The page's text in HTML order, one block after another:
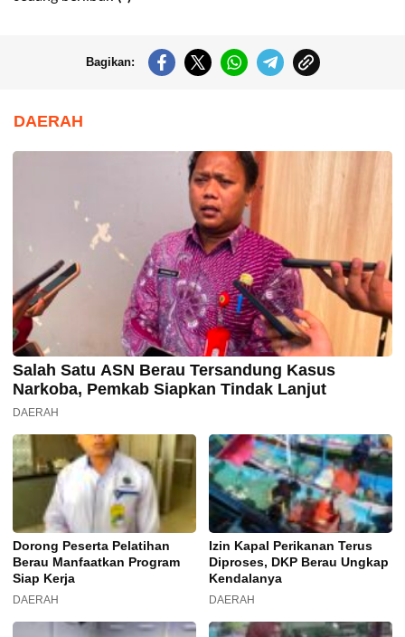
Bagikan:
DAERAH
Salah Satu ASN Berau Tersandung Kasus
Narkoba, Pemkab Siapkan Tindak Lanjut
DAERAH
Dorong Peserta Pelatihan
Berau Manfaatkan Program
Siap Kerja
DAERAH
Izin Kapal Perikanan Terus
Diproses, DKP Berau Ungkap
Kendalanya
DAERAH